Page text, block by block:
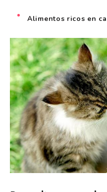
Alimentos ricos en